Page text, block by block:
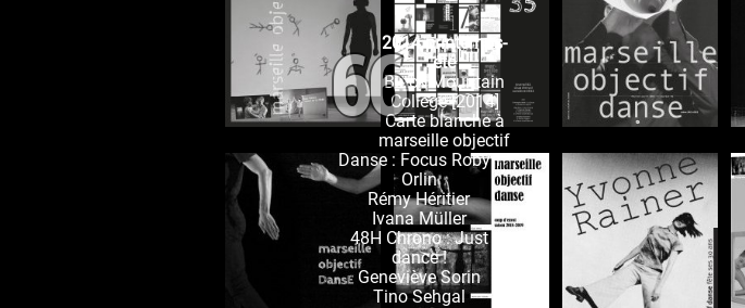
662014 printemps-
été
Black Mountain
College [2014]
Carte blanche à
marseille objectif
Danse : Focus Robyn
Orlin
Rémy Héritier
Ivana Müller
48H Chrono : Just
dance !
Geneviève Sorin
Tino Sehgal